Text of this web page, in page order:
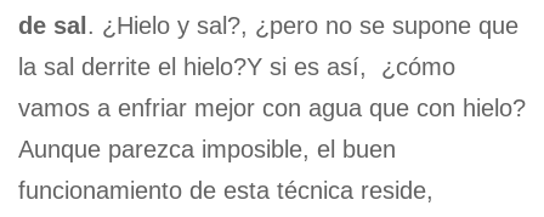
de sal . ¿Hielo y sal?, ¿pero no se supone que
la sal derrite el hielo?Y si es así, ¿cómo
vamos a enfriar mejor con agua que con hielo?
Aunque parezca imposible, el buen
funcionamiento de esta técnica reside,